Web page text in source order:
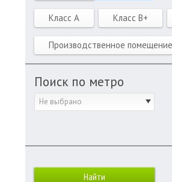
Класс A Класс B+
Производственное помещение
Поиск по метро
Не выбрано